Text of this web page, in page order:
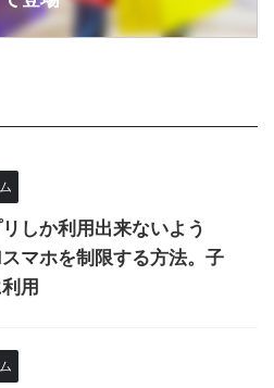
しか利用出来ないよう
マホを制限する方法。子
用